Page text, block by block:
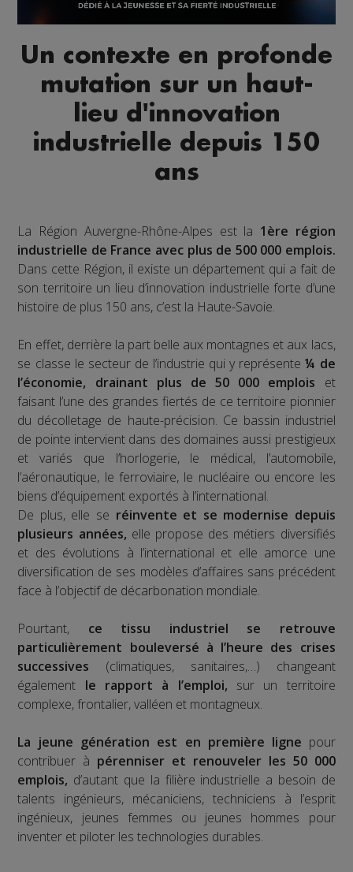
Un contexte en profonde
mutation sur un haut-
lieu d'innovation
industrielle depuis 150
ans
La Région Auvergne-Rhône-Alpes est la 1ère région
industrielle de France avec plus de 500 000 emplois.
Dans cette Région, il existe un département qui a fait de
son territoire un lieu d’innovation industrielle forte d’une
histoire de plus 150 ans, c’est la Haute-Savoie.
En effet, derrière la part belle aux montagnes et aux lacs,
se classe le secteur de l’industrie qui y représente¼ de
l’économie, drainant plus de 50 000 emplois et
faisant l’une des grandes fiertés de ce territoire pionnier
du décolletage de haute-précision. Ce bassin industriel
de pointe intervient dans des domaines aussi prestigieux
et variés que l’horlogerie, le médical, l’automobile,
l’aéronautique, le ferroviaire, le nucléaire ou encore les
biens d’équipement exportés à l’international.
De plus, elle se réinvente et se modernise depuis
plusieurs années, elle propose des métiers diversifiés
et des évolutions à l’international et elle amorce une
diversification de ses modèles d’affaires sans précédent
face à l’objectif de décarbonation mondiale.
Pourtant, ce tissu industriel se retrouve
particulièrement bouleversé à l’heure des crises
successives (climatiques, sanitaires,…) changeant
également le rapport à l’emploi, sur un territoire
complexe, frontalier, valléen et montagneux.
La jeune génération est en première ligne pour
contribuer à pérenniser et renouveler les 50 000
emplois, d’autant que la filière industrielle a besoin de
talents ingénieurs, mécaniciens, techniciens à l’esprit
ingénieux, jeunes femmes ou jeunes hommes pour
inventer et piloter les technologies durables.